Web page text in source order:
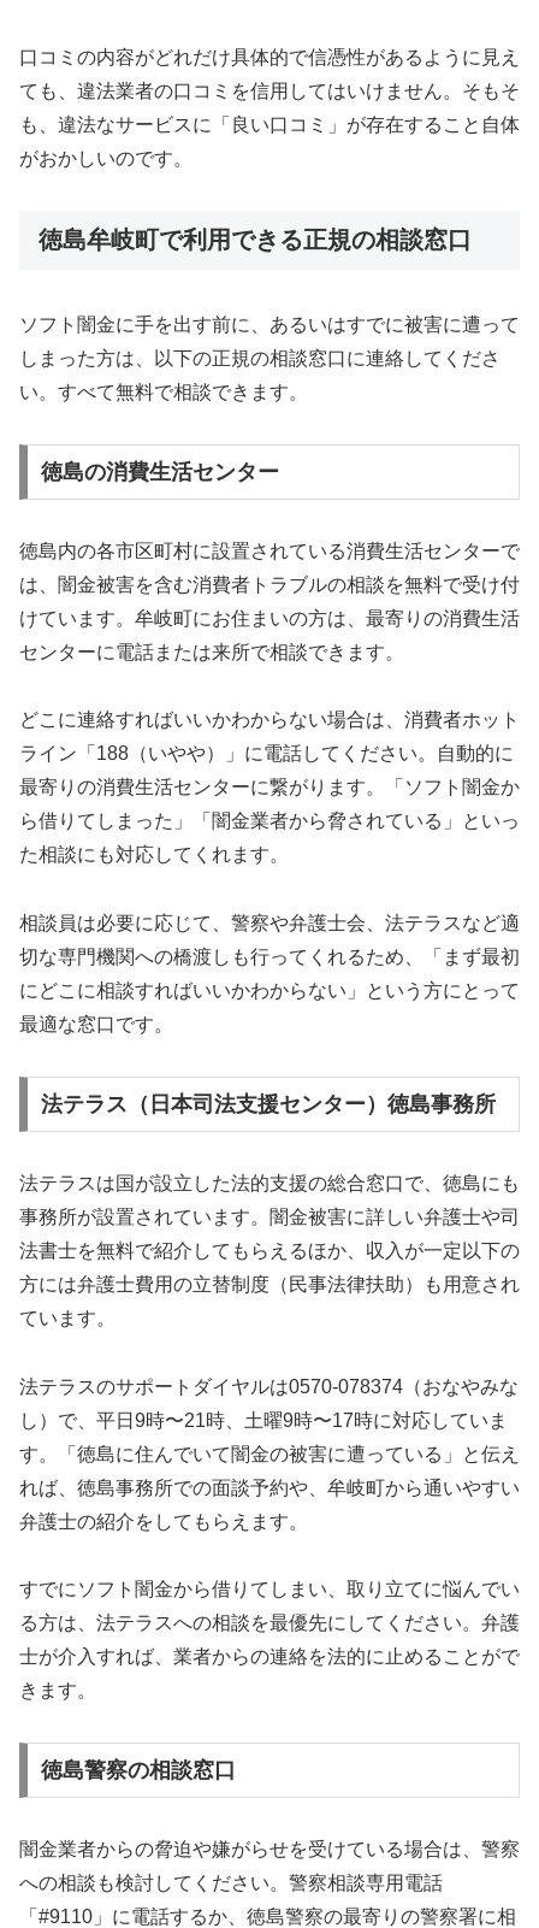
口コミの内容がどれだけ具体的で信憑性があるように見え
ても、違法業者の口コミを信用してはいけません。そもそ
も、違法なサービスに「良い口コミ」が存在すること自体
がおかしいのです。
徳島牟岐町で利用できる正規の相談窓口
ソフト闇金に手を出す前に、あるいはすでに被害に遭って
しまった方は、以下の正規の相談窓口に連絡してくださ
い。すべて無料で相談できます。
徳島の消費生活センター
徳島内の各市区町村に設置されている消費生活センターで
は、闇金被害を含む消費者トラブルの相談を無料で受け付
けています。牟岐町にお住まいの方は、最寄りの消費生活
センターに電話または来所で相談できます。
どこに連絡すればいいかわからない場合は、消費者ホット
ライン「188（いやや）」に電話してください。自動的に
最寄りの消費生活センターに繋がります。「ソフト闇金か
ら借りてしまった」「闇金業者から脅されている」といっ
た相談にも対応してくれます。
相談員は必要に応じて、警察や弁護士会、法テラスなど適
切な専門機関への橋渡しも行ってくれるため、「まず最初
にどこに相談すればいいかわからない」という方にとって
最適な窓口です。
法テラス（日本司法支援センター）徳島事務所
法テラスは国が設立した法的支援の総合窓口で、徳島にも
事務所が設置されています。闇金被害に詳しい弁護士や司
法書士を無料で紹介してもらえるほか、収入が一定以下の
方には弁護士費用の立替制度（民事法律扶助）も用意され
ています。
法テラスのサポートダイヤルは0570-078374（おなやみな
し）で、平日9時〜21時、土曜9時〜17時に対応していま
す。「徳島に住んでいて闇金の被害に遭っている」と伝え
れば、徳島事務所での面談予約や、牟岐町から通いやすい
弁護士の紹介をしてもらえます。
すでにソフト闇金から借りてしまい、取り立てに悩んでい
る方は、法テラスへの相談を最優先にしてください。弁護
士が介入すれば、業者からの連絡を法的に止めることがで
きます。
徳島警察の相談窓口
闇金業者からの脅迫や嫌がらせを受けている場合は、警察
への相談も検討してください。警察相談専用電話
「#9110」に電話するか、徳島警察の最寄りの警察署に相